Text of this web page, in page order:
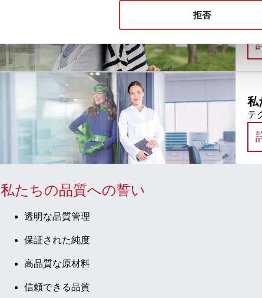
拒否
私
テ
私たちの品質への誓い
透明な品質管理
保証された純度
高品質な原材料
信頼できる品質